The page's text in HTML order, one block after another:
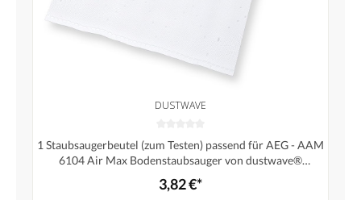
DUSTWAVE
1 Staubsaugerbeutel (zum Testen) passend für AEG - AAM
6104 Air Max Bodenstaubsauger von dustwave®
Markenstaubbeutel – Made in Germany + inkl. Micro-
Filter
3,82 €*